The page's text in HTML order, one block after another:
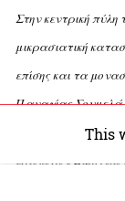
Στην κεντρική πύλη
μικρασιατική
επίσης και τα
Παναγίας Σουμελά.
ο οποίος ίδρυσε
επισκόπου
δίκτυο
This